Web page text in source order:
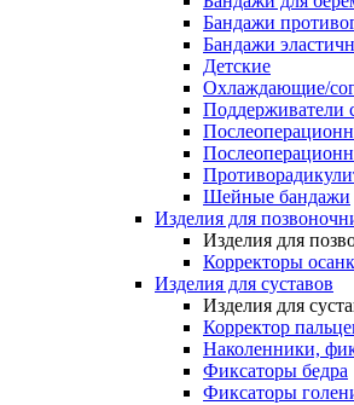
Бандажи
Бандажи
Детские
Охлаждающие/
Поддерживатели
Шейные бандажи
Изделия для
Изделия для
Корректоры
Изделия для суставов
Изделия для
Корректор
Наколенники,
Фиксаторы бедра
Фиксаторы